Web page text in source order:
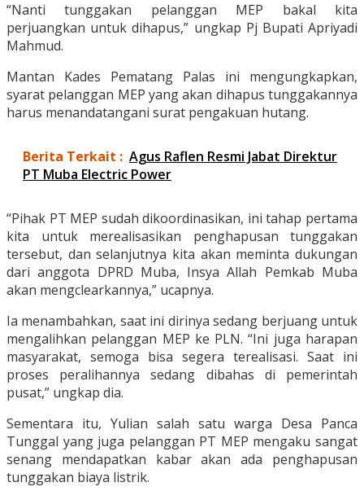
“Nanti tunggakan pelanggan MEP bakal kita
perjuangkan untuk dihapus,” ungkap Pj Bupati Apriyadi
Mahmud.
Mantan Kades Pematang Palas ini mengungkapkan,
syarat pelanggan MEP yang akan dihapus tunggakannya
harus menandatangani surat pengakuan hutang.
Berita Terkait : Agus Raflen Resmi Jabat Direktur
PT Muba Electric Power
“Pihak PT MEP sudah dikoordinasikan, ini tahap pertama
kita untuk merealisasikan penghapusan tunggakan
tersebut, dan selanjutnya kita akan meminta dukungan
dari anggota DPRD Muba, Insya Allah Pemkab Muba
akan mengclearkannya,” ucapnya.
Ia menambahkan, saat ini dirinya sedang berjuang untuk
mengalihkan pelanggan MEP ke PLN. “Ini juga harapan
masyarakat, semoga bisa segera terealisasi. Saat ini
proses peralihannya sedang dibahas di pemerintah
pusat,” ungkap dia.
Sementara itu, Yulian salah satu warga Desa Panca
Tunggal yang juga pelanggan PT MEP mengaku sangat
senang mendapatkan kabar akan ada penghapusan
tunggakan biaya listrik.